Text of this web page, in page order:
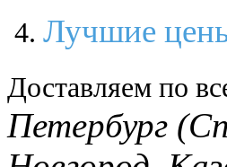
Лучшие
Доставляем по
Петербург